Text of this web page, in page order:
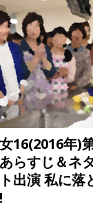
16(2016年)
らすじ＆ネ
出演 私に落